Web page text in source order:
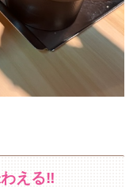
える‼